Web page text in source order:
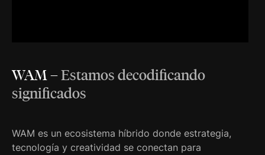
WAM–Estamos decodificando
significados
WAM es un ecosistema híbrido donde estrategia,
tecnología y creatividad se conectan para